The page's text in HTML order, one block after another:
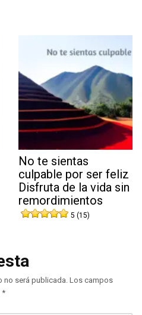
No te sientas
culpable por ser feliz
Disfruta de la vida sin
remordimientos
5 (15)
no será publicada. Los campos
*